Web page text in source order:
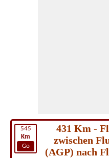
545
Km
Go
431 Km -
zwischen
(AGP) nach